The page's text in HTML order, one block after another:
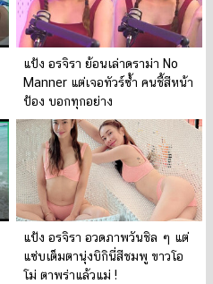
แป้ง อรจิรา ย้อนเล่าดราม่า No
Manner แต่เจอทัวร์ซ้ำ คนชี้สีหน้า
ป้อง บอกทุกอย่าง
แป้ง อรจิรา อวดภาพวันชิล ๆ แต่
แซ่บเต็มตานุ่งบิกินี่สีชมพู ขาวโอ
โม่ ตาพร่าแล้วแม่ !